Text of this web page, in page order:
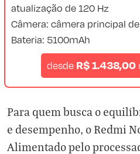
atualização de 120 Hz
Câmera: câmera principal
Bateria: 5100mAh
desde R$ 1.438,00
Para quem busca o
e desempenho, o Redmi
Alimentado pelo